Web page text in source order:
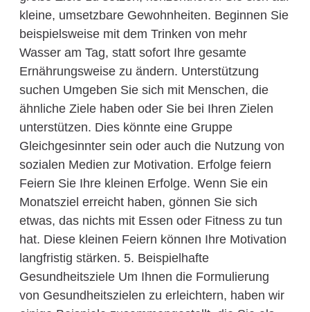
kleine, umsetzbare Gewohnheiten. Beginnen Sie
beispielsweise mit dem Trinken von mehr
Wasser am Tag, statt sofort Ihre gesamte
Ernährungsweise zu ändern. Unterstützung
suchen Umgeben Sie sich mit Menschen, die
ähnliche Ziele haben oder Sie bei Ihren Zielen
unterstützen. Dies könnte eine Gruppe
Gleichgesinnter sein oder auch die Nutzung von
sozialen Medien zur Motivation. Erfolge feiern
Feiern Sie Ihre kleinen Erfolge. Wenn Sie ein
Monatsziel erreicht haben, gönnen Sie sich
etwas, das nichts mit Essen oder Fitness zu tun
hat. Diese kleinen Feiern können Ihre Motivation
langfristig stärken. 5. Beispielhafte
Gesundheitsziele Um Ihnen die Formulierung
von Gesundheitszielen zu erleichtern, haben wir